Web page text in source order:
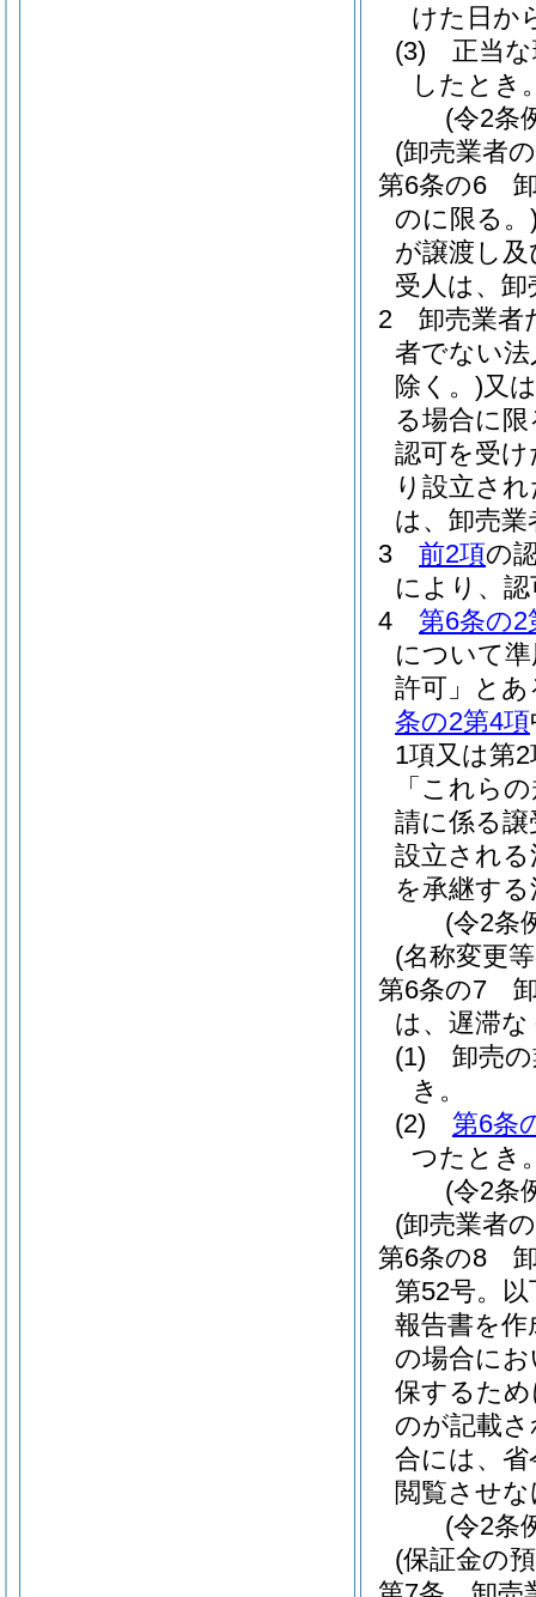
けた日か
(3)
正当
したとき
(令2条
(卸売業者
第6条の6
のに限る。
が譲渡し
受人は、
2
卸売業者
者でない
除く。)又
る場合に限
認可を受
り設立さ
は、卸売
3
前2項の
により、
4
第6条の2
について
許可」と
条の2第4項
1項又は第
「これら
請に係る
設立され
を承継す
(令2条
(名称変更
第6条の7
は、遅滞
(1)
卸売
き。
(2)
第6条
つたとき
(令2条
(卸売業者
第6条の8
第52号。
報告書を
の場合に
保するた
のが記載
合には、
閲覧させ
(令2条
(保証金の